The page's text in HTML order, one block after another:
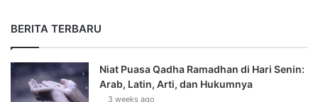
BERITA TERBARU
Niat Puasa Qadha Ramadhan di Hari Senin:
Arab, Latin, Arti, dan Hukumnya
3 weeks ago